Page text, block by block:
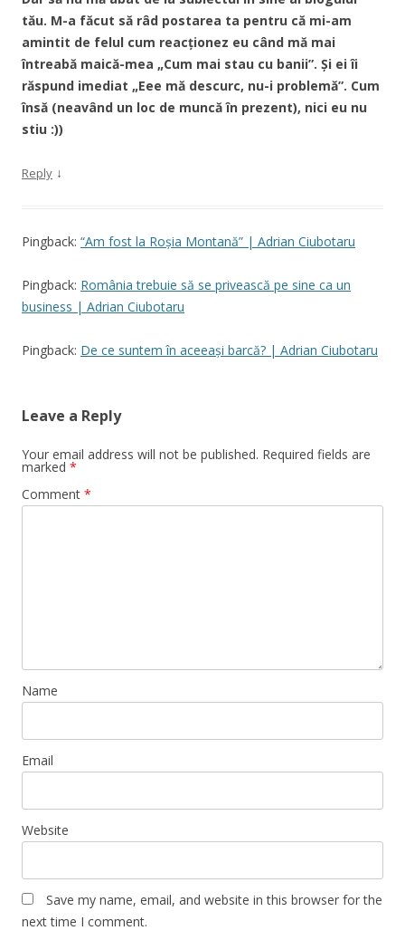
tău. M-a făcut să râd postarea ta pentru că mi-am
amintit de felul cum reacționez eu când mă mai
întreabă maică-mea „Cum mai stau cu banii”. Și ei îi
răspund imediat „Eee mă descurc, nu-i problemă”. Cum
însă (neavând un loc de muncă în prezent), nici eu nu
stiu :))
Reply ↓
Pingback: “Am fost la Roșia Montană” | Adrian Ciubotaru
Pingback: România trebuie să se privească pe sine ca un
business | Adrian Ciubotaru
Pingback: De ce suntem în aceeași barcă? | Adrian Ciubotaru
Leave a Reply
Your email address will not be published. Required fields are
marked *
Comment *
Name
Email
Website
Save my name, email, and website in this browser for the
next time I comment.